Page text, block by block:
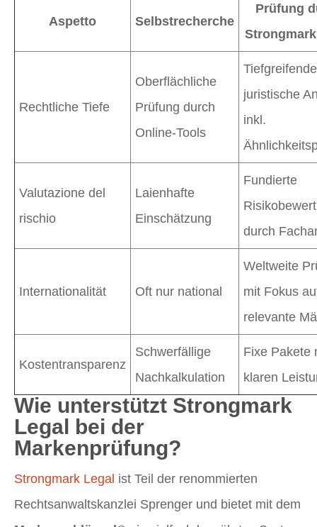
Aspetto Selbstrecherche
Prüfung
Rechtliche Tiefe
Oberflächliche
Prüfung durch
Online-Tools
Tiefgreifende
juristische
inkl.
Valutazione del
rischio
Laienhafte
Einschätzung
Fundierte
durch
Internationalität Oft nur national
Weltweite
mit Fokus
relevante
Kostentransparenz
Schwerfällige
Nachkalkulation
Fixe Pakete
klaren
Wie unterstützt Strongmark
Legal bei der
Markenprüfung?
Strongmark Legal ist Teil der renommierten
Rechtsanwaltskanzlei Sprenger und bietet mit dem